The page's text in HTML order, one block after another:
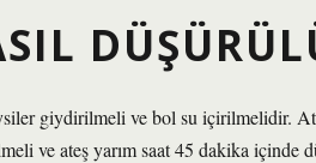
giydirilmeli ve bol su içirilmelidir.
ve ateş yarım saat 45 dakika içinde